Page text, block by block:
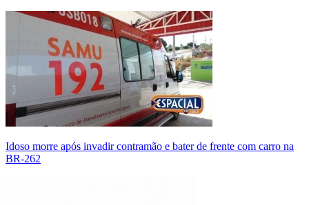
Idoso morre após invadir contramão e bater de frente com carro na
BR-262